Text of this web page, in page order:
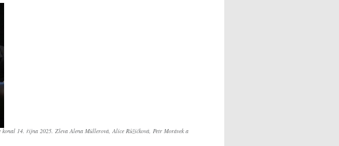
14. října 2025. Zleva Alena Müllerová, Alice Růžičková, Petr Morávek a